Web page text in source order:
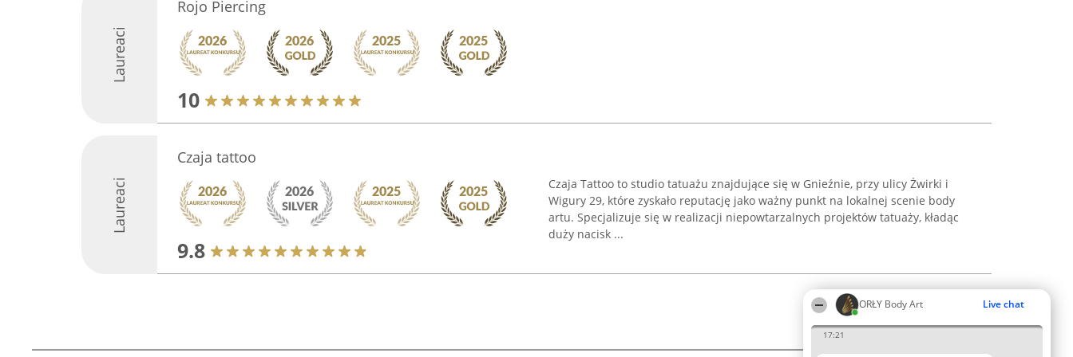
ORŁY Body Art Live chat
17:21
Laureaci
Rojo Piercing
10
Laureaci
Czaja tattoo
9.8
Czaja Tattoo to studio tatuażu znajdujące się w Gnieźnie, przy ulicy Żwirki i
Wigury 29, które zyskało reputację jako ważny punkt na lokalnej scenie body
artu. Specjalizuje się w realizacji niepowtarzalnych projektów tatuaży, kładąc
duży nacisk ...